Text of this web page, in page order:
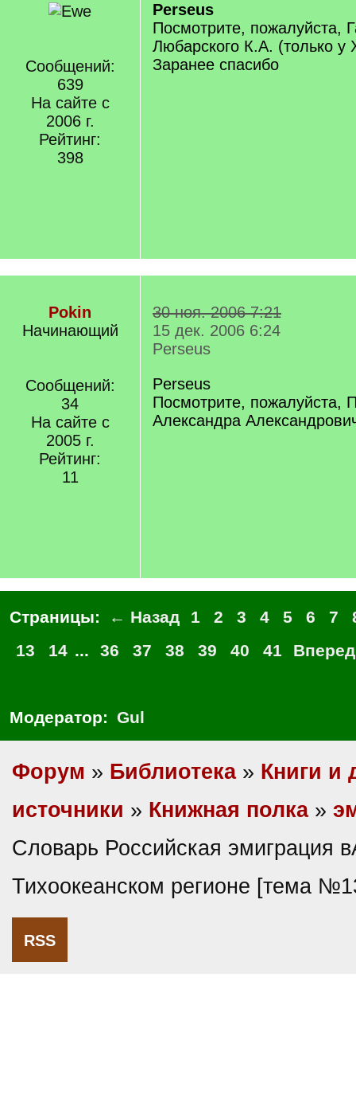
Сообщений:
639
На сайте с
2006 г.
Рейтинг:
398
Perseus
Посмотрите, пожалуйста,
Любарского К.А. (только у
Заранее спасибо
Pokin
Начинающий
Сообщений:
34
На сайте с
2005 г.
Рейтинг:
11
30 ноя. 2006 7:21
15 дек. 2006 6:24
Perseus
Perseus
Посмотрите, пожалуйста,
Александра
Страницы: ← Назад 1 2 3 4 5 6 7
13
14 ... 36 37 38 39 40 41
Модератор: Gul
Форум » Библиотека» Книги и
источники » Книжная полка»
Словарь Российская эмиграция
Тихоокеанском регионе [тема
RSS